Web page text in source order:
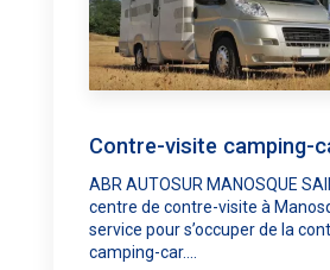
Contre-visite camping-
ABR AUTOSUR MANOSQUE
centre de contre-visite à
service pour s’occuper de la
camping-car....